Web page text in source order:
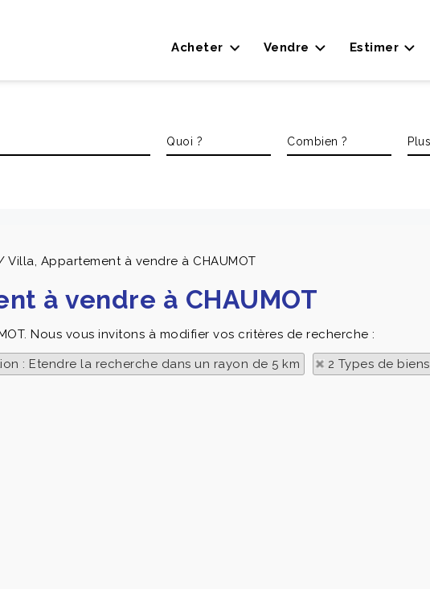
Acheter Vendre Estimer
Villa, Appartement à vendre à CHAUMOT
à vendre à CHAUMOT
Nous vous invitons à modifier vos critères de recherche :
: Etendre la recherche dans un rayon de 5 km 2 Types de biens